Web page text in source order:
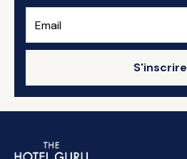
S'inscrire